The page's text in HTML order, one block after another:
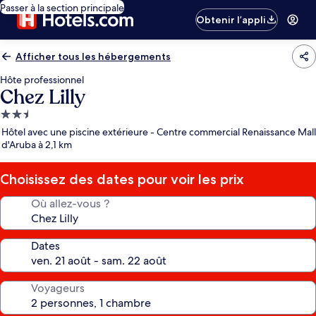
Passer à la section principale
Obtenir l’appli
Afficher tous les hébergements
Hôte professionnel
Chez Lilly
Hébergement
2.5 étoiles
Hôtel avec une piscine extérieure - Centre commercial Renaissance Mall
d'Aruba à 2,1 km
Choisissez des dates pour voir les prix
Où allez-vous ?
Dates
Voyageurs